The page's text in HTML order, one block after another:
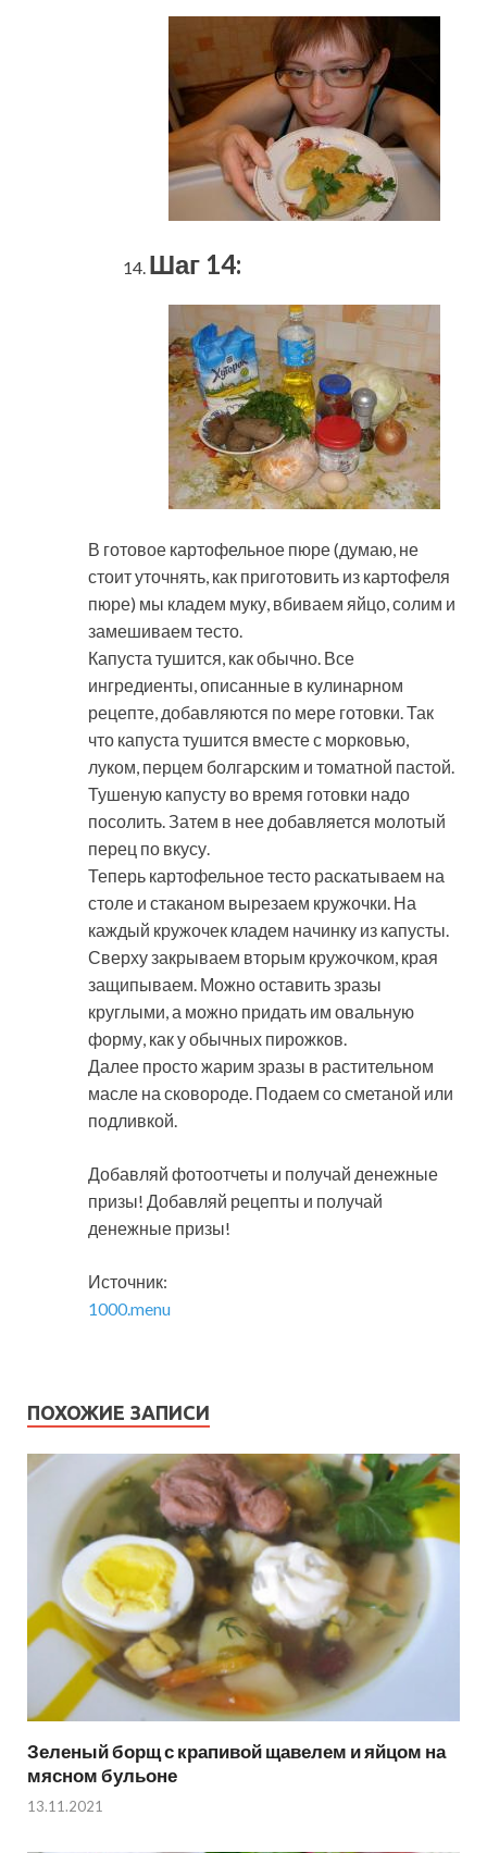
Шаг 14:
В готовое картофельное пюре (думаю, не
стоит уточнять, как приготовить из картофеля
пюре) мы кладем муку, вбиваем яйцо, солим и
замешиваем тесто.
Капуста тушится, как обычно. Все
ингредиенты, описанные в кулинарном
рецепте, добавляются по мере готовки. Так
что капуста тушится вместе с морковью,
луком, перцем болгарским и томатной пастой.
Тушеную капусту во время готовки надо
посолить. Затем в нее добавляется молотый
перец по вкусу.
Теперь картофельное тесто раскатываем на
столе и стаканом вырезаем кружочки. На
каждый кружочек кладем начинку из капусты.
Сверху закрываем вторым кружочком, края
защипываем. Можно оставить зразы
круглыми, а можно придать им овальную
форму, как у обычных пирожков.
Далее просто жарим зразы в растительном
масле на сковороде. Подаем со сметаной или
подливкой.
Добавляй фотоотчеты и получай денежные
призы! Добавляй рецепты и получай
денежные призы!
Источник:
1000.menu
ПОХОЖИЕ ЗАПИСИ
Зеленый борщ с крапивой щавелем и яйцом на
мясном бульоне
13.11.2021